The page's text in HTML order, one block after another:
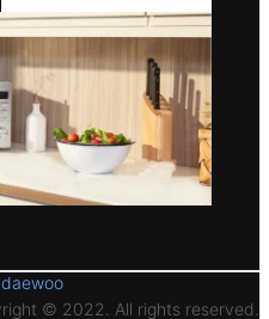
daewoo
© 2022. All rights reserved.